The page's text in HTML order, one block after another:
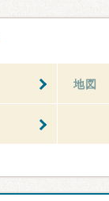
地図